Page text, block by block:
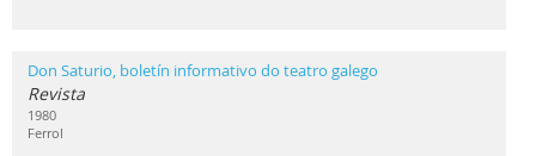
Don Saturio, boletín informativo do teatro galego
Revista
1980
Ferrol